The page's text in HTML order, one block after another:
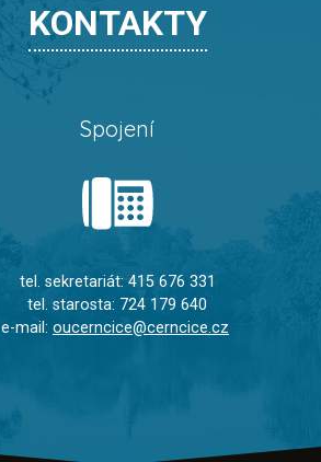
KONTAKTY
Spojení
tel. sekretariát: 415 676 331
tel. starosta: 724 179 640
e-mail: oucerncice@cerncice.cz